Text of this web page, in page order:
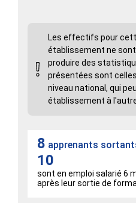
Les effectifs pour
établissement ne
produire des
présentées sont
niveau national, qui
établissement à
8 apprenants
10
sont en emploi salarié 6
après leur sortie de